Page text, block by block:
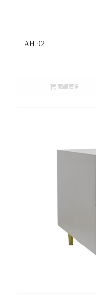
AH-02
閱讀更多